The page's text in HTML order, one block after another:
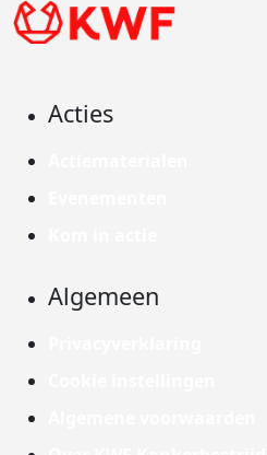
Acties
Algemeen